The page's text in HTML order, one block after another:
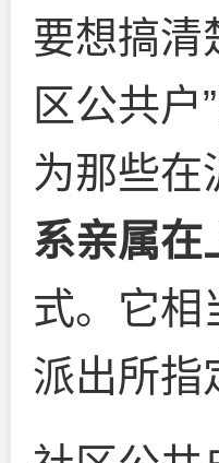
要想搞清
区公共户
为那些在
系亲属在
式。它相
派出所指